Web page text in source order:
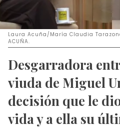
Laura Acuña/María Claudia
ACUÑA.
Desgarradora
viuda de Miguel
decisión que le
vida y a ella su